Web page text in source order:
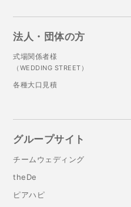
法人・団体の方
式場関係者様
（WEDDING STREET）
各種大口見積
グループサイト
チームウェディング
theDe
ピアハピ